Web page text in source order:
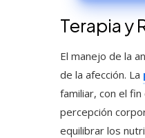
Terapia y
El manejo de la
de la afección. La
familiar, con el
percepción
equilibrar los